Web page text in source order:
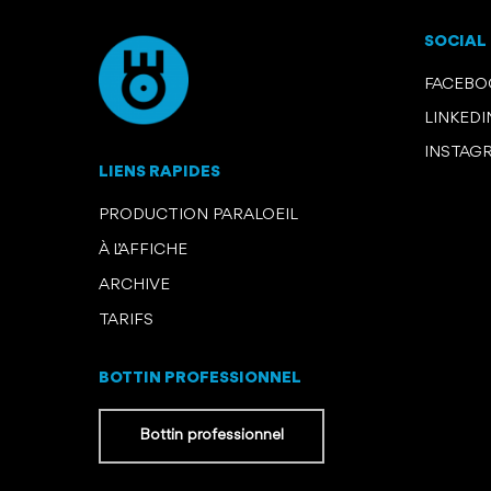
LIENS RAPIDES
PRODUCTION PARALOEIL
À L’AFFICHE
ARCHIVE
TARIFS
BOTTIN PROFESSIONNEL
Bottin professionnel
SOCIAL